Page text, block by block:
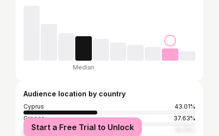
Median
Audience location by country
Cyprus
43.01%
Greece
37.63%
United Kingdom
Start a Free Trial to Unlock